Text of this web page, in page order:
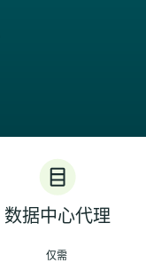
数据中心代理
仅需